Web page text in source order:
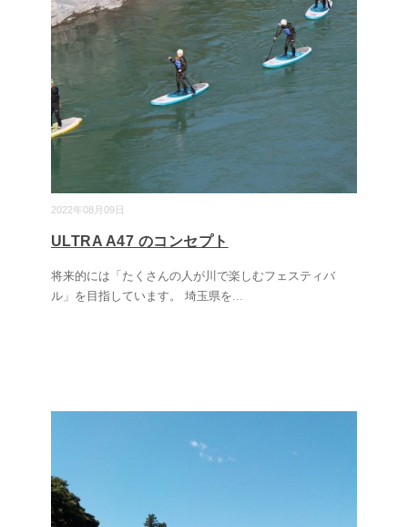
2022年08月09日
ULTRA A47 のコンセプト
将来的には「たくさんの人が川で楽しむフェスティバ
ル」を目指しています。 埼玉県を...